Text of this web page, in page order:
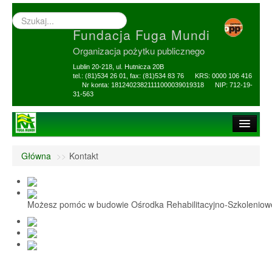
Wyszukiwarka
–
Fundacja Fuga Mundi
Organizacja pożytku publicznego
Lublin 20-218, ul. Hutnicza 20B
tel.: (81)534 26 01, fax: (81)534 83 76 KRS: 0000 106 416
Nr konta: 18124023821111000039019318 NIP: 712-19-
31-563
1,5% i darowizny
Nasi Beneficjenci
Ośrodek Reh-Szkol
Sprawozdania
Główna >> Kontakt
Możesz pomóc w budowie Ośrodka Rehabilitacyjno-